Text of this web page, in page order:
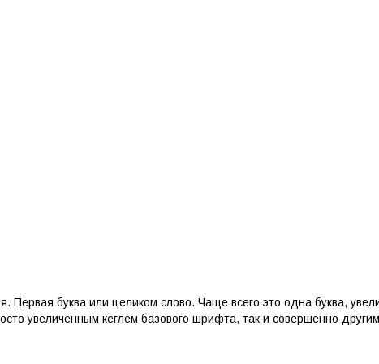
Первая буква или целиком слово. Чаще всего это одна буква,
увеличенным кеглем базового шрифта, так и совершенно